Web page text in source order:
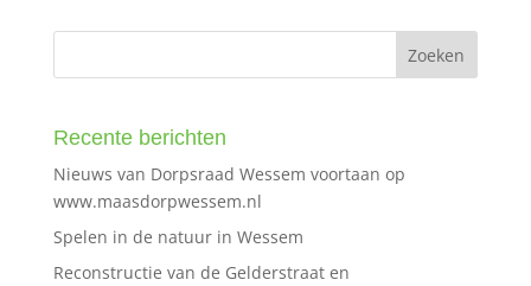
Recente berichten
Nieuws van Dorpsraad Wessem voortaan op
www.maasdorpwessem.nl
Spelen in de natuur in Wessem
Reconstructie van de Gelderstraat en